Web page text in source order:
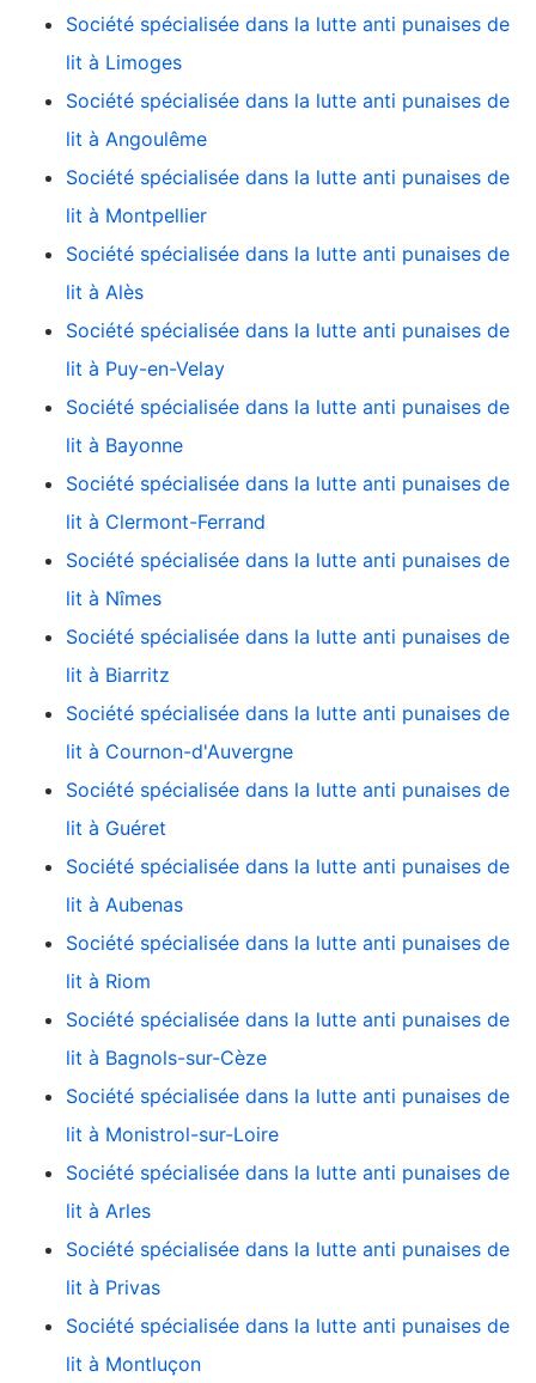
Société spécialisée dans la lutte anti punaises de
lit à Limoges
Société spécialisée dans la lutte anti punaises de
lit à Angoulême
Société spécialisée dans la lutte anti punaises de
lit à Montpellier
Société spécialisée dans la lutte anti punaises de
lit à Alès
Société spécialisée dans la lutte anti punaises de
lit à Puy-en-Velay
Société spécialisée dans la lutte anti punaises de
lit à Bayonne
Société spécialisée dans la lutte anti punaises de
lit à Clermont-Ferrand
Société spécialisée dans la lutte anti punaises de
lit à Nîmes
Société spécialisée dans la lutte anti punaises de
lit à Biarritz
Société spécialisée dans la lutte anti punaises de
lit à Cournon-d'Auvergne
Société spécialisée dans la lutte anti punaises de
lit à Guéret
Société spécialisée dans la lutte anti punaises de
lit à Aubenas
Société spécialisée dans la lutte anti punaises de
lit à Riom
Société spécialisée dans la lutte anti punaises de
lit à Bagnols-sur-Cèze
Société spécialisée dans la lutte anti punaises de
lit à Monistrol-sur-Loire
Société spécialisée dans la lutte anti punaises de
lit à Arles
Société spécialisée dans la lutte anti punaises de
lit à Privas
Société spécialisée dans la lutte anti punaises de
lit à Montluçon